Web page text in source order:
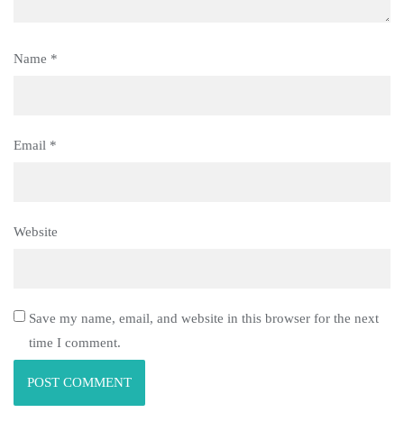
Name *
Email *
Website
Save my name, email, and website in this browser for the next
time I comment.